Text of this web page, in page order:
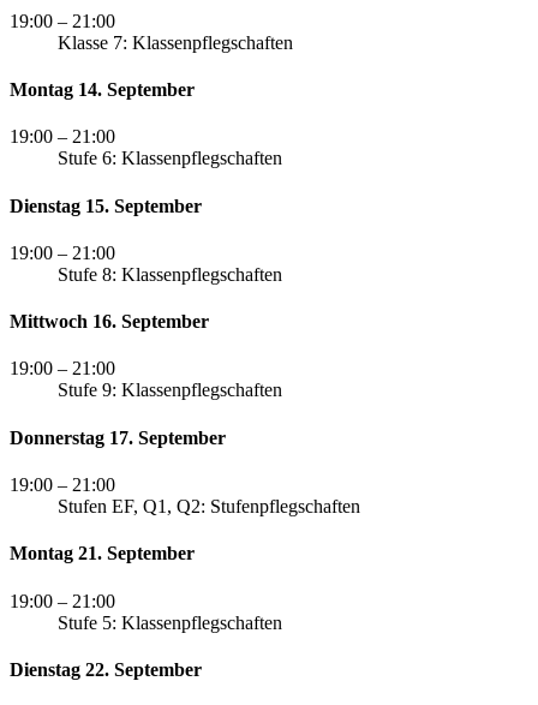
19:00 – 21:00
Klasse 7: Klassenpflegschaften
Montag 14. September
19:00 – 21:00
Stufe 6: Klassenpflegschaften
Dienstag 15. September
19:00 – 21:00
Stufe 8: Klassenpflegschaften
Mittwoch 16. September
19:00 – 21:00
Stufe 9: Klassenpflegschaften
Donnerstag 17. September
19:00 – 21:00
Stufen EF, Q1, Q2: Stufenpflegschaften
Montag 21. September
19:00 – 21:00
Stufe 5: Klassenpflegschaften
Dienstag 22. September